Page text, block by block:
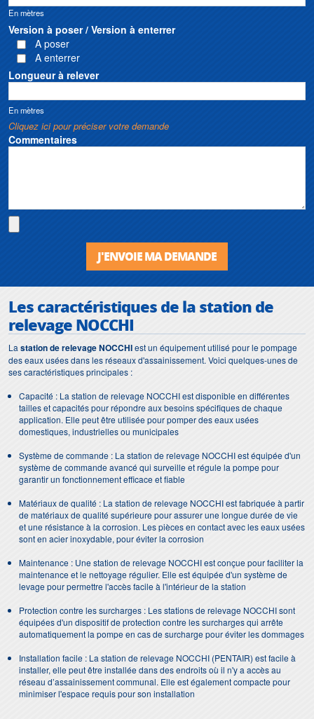
En mètres
Version à poser / Version à enterrer
A poser
A enterrer
Longueur à relever
En mètres
Cliquez ici pour préciser votre demande
Commentaires
J'ENVOIE MA DEMANDE
Les caractéristiques de lastation de
relevage NOCCHI
La station de relevage NOCCHIest un équipement utilisé pour le pompage
des eaux usées dans les réseaux d'assainissement. Voici quelques-unes de
ses caractéristiques principales :
Capacité : La station de relevage NOCCHI est disponible en différentes
tailles et capacités pour répondre aux besoins spécifiques de chaque
application. Elle peut être utilisée pour pomper des eaux usées
domestiques, industrielles ou municipales
Système de commande : La station de relevage NOCCHI est équipée d'un
système de commande avancé qui surveille et régule la pompe pour
garantir un fonctionnement efficace et fiable
Matériaux de qualité : La station de relevage NOCCHI est fabriquée à partir
de matériaux de qualité supérieure pour assurer une longue durée de vie
et une résistance à la corrosion. Les pièces en contact avec les eaux usées
sont en acier inoxydable, pour éviter la corrosion
Maintenance : Une station de relevage NOCCHI est conçue pour faciliter la
maintenance et le nettoyage régulier. Elle est équipée d'un système de
levage pour permettre l'accès facile à l'intérieur de la station
Protection contre les surcharges : Les stations de relevage NOCCHI sont
équipées d'un dispositif de protection contre les surcharges qui arrête
automatiquement la pompe en cas de surcharge pour éviter les dommages
Installation facile : La station de relevage NOCCHI (PENTAIR) est facile à
installer, elle peut être installée dans des endroits où il n'y a accès au
réseau d’assainissement communal. Elle est également compacte pour
minimiser l'espace requis pour son installation